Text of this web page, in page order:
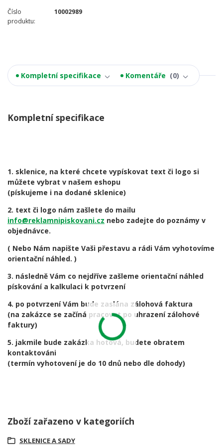
Číslo
produktu:
10002989
Kompletní specifikace Komentáře 0
Kompletní specifikace
1. sklenice, na které chcete vypískovat text či logo si
můžete vybrat v našem eshopu
(pískujeme i na dodané sklenice)
2. text či logo nám zašlete do mailu
info@reklamnipiskovani.cz nebo zadejte do poznámy v
objednávce.
( Nebo Nám napište Vaši přestavu a rádi Vám vyhotovíme
orientační náhled. )
3. následně Vám co nejdříve zašleme orientační náhled
pískování a kalkulaci k potvrzení
4. po potvrzení Vám bude zaslána zálohová faktura
(na zakázce se začíná pracovat po uhrazení zálohové
faktury)
5. jakmile bude zakázka hotová, budete obratem
kontaktováni
(termín vyhotovení je do 10 dnů nebo dle dohody)
Zboží zařazeno v kategoriích
SKLENICE A SADY